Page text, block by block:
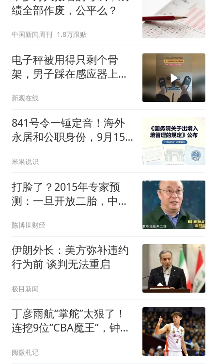
绩全部作废，公平么？
中国新闻周刊 1.8万跟贴
电子秤被用得只剩个骨
架，男子踩在感应器上依
新观在线
841号令一锤定音！海外
永居和公职身份，9月15
米果说识
打脸了？2015年专家预
测：一旦开放二胎，中国
陈博世财经
伊朗外长：美方弥补违约
行为前 谈判无法重启
极目新闻
丁彦雨航“掌舵”太狠了！
连挖9位“CBA魔王”，钟诚
阅微札记